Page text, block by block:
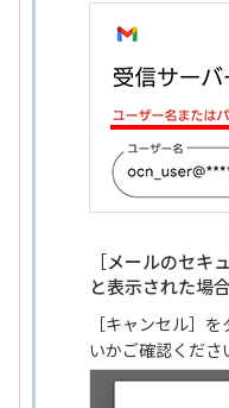
［メールのセキ
と表示された場合
［キャンセル］
いかご確認くださ